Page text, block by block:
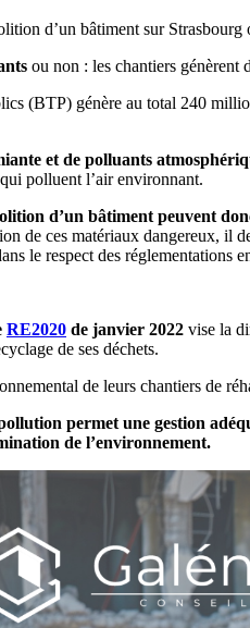
d’un bâtiment sur
ou non : les chantiers génèrent
(BTP) génère au total 240
et de polluants
polluent l’air environnant.
d’un bâtiment peuvent
de ces matériaux dangereux, il
le respect des réglementations
RE2020 de janvier 2022 vise la
de ses déchets.
de leurs chantiers de
permet une gestion
de l’environnement.